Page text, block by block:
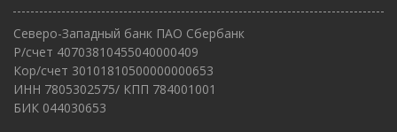
Северо-Западный банк ПАО Сбербанк
Р/счет 40703810455040000409
Кор/счет 30101810500000000653
ИНН 7805302575/ КПП 784001001
БИК 044030653